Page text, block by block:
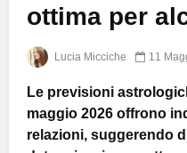
ottima per
Lucia Micciche 11
Le previsioni
maggio 2026 offrono
relazioni, suggerendo